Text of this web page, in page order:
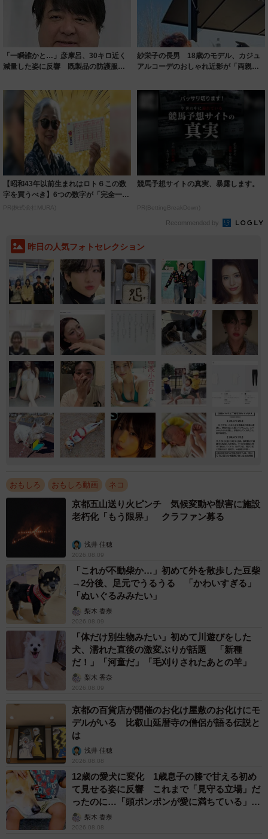
「一瞬誰かと…」彦摩呂、30キロ近く
減量した姿に反響 既製品の防護服が
紗栄子の長男 18歳のモデル、カジュ
アルコーデのおしゃれ近影が「両親の
【昭和43年以前生まれはロト６この数
字を買うべき】6つの数字が「完全一
致」する方...
PR(株式会社MURA)
競馬予想サイトの真実、暴露します。
PR(BettingBreakDown)
Recommended by
昨日の人気フォトセレクション
おもしろ おもしろ動画 ネコ
京都五山送り火ピンチ 気候変動や獣害に施設
老朽化「もう限界」 クラファン募る
浅井 佳穂
2026.08.09
「これが不動柴か…」初めて外を散歩した豆柴
→2分後、足元でうるうる 「かわいすぎる」
「ぬいぐるみみたい」
梨木 香奈
2026.08.09
「体だけ別生物みたい」初めて川遊びをした
犬、濡れた直後の激変ぶりが話題 「新種
だ！」「河童だ」「毛刈りされたあとの羊」
梨木 香奈
2026.08.09
京都の百貨店が開催のお化け屋敷のお化けにモ
デルがいる 比叡山延暦寺の僧侶が語る伝説と
は
浅井 佳穂
2026.08.08
12歳の愛犬に変化 1歳息子の膝で甘える初め
て見せる姿に反響 これまで「見守る立場」だ
ったのに…「頭ポンポンが愛に満ちている」
「尊…」
梨木 香奈
2026.08.08